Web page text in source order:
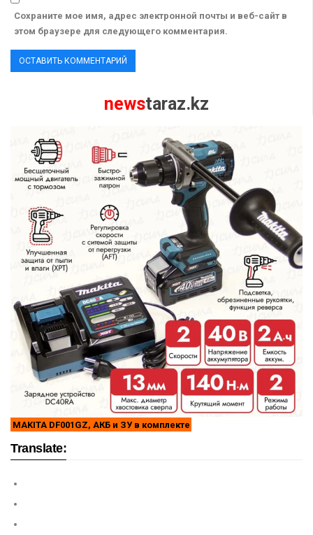
Сохраните мое имя, адрес электронной почты и веб-сайт в
этом браузере для следующего комментария.
newstaraz.kz
MAKITA DF001GZ, АКБ и ЗУ в комплекте
Translate: